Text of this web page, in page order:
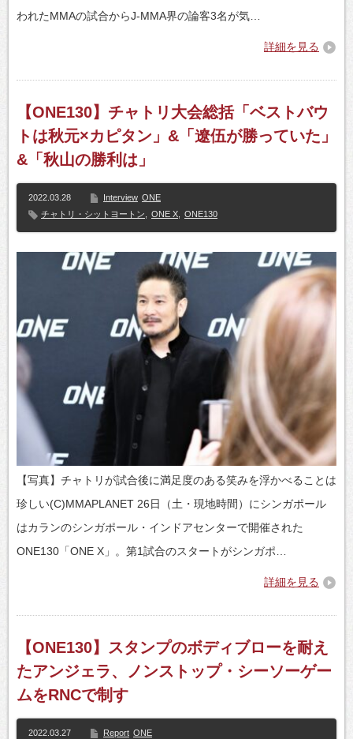
われたMMAの試合からJ-MMA界の論客3名が気…
詳細を見る
【ONE130】チャトリ大会総括「ベストバウ
トは秋元×カピタン」&「遼伍が勝っていた」
&「秋山の勝利は」
2022.03.28 Interview ONE
チャトリ・シットヨートン
ONE X ONE130
【写真】チャトリが試合後に満足度のある笑みを浮かべることは
珍しい(C)MMAPLANET 26日（土・現地時間）にシンガポール
はカランのシンガポール・インドアセンターで開催された
ONE130「ONE X」。第1試合のスタートがシンガポ…
詳細を見る
【ONE130】スタンプのボディブローを耐え
たアンジェラ、ノンストップ・シーソーゲー
ムをRNCで制す
2022.03.27 Report ONE